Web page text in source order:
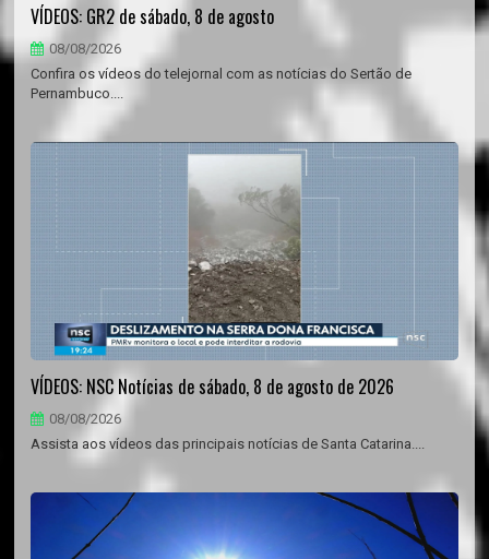
VÍDEOS: GR2 de sábado, 8 de agosto
08/08/2026
Confira os vídeos do telejornal com as notícias do Sertão de
Pernambuco....
VÍDEOS: NSC Notícias de sábado, 8 de agosto de 2026
08/08/2026
Assista aos vídeos das principais notícias de Santa Catarina....